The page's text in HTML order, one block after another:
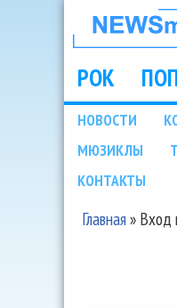
МУЗЫКИ
ШОУ
Main
РОК
НОВОСТИ
МЮЗИКЛЫ
КОНТАКТЫ
Вы здесь
Главная» Вход